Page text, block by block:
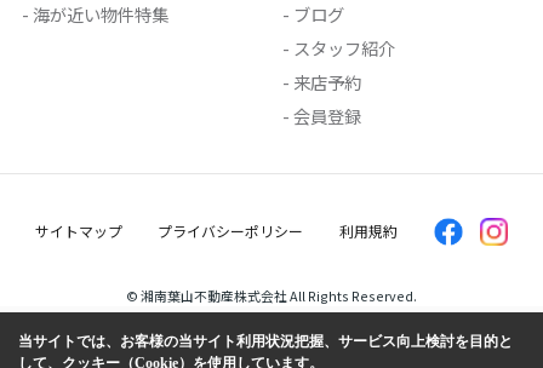
- 海が近い物件特集
- ブログ
- スタッフ紹介
- 来店予約
- 会員登録
サイトマップ プライバシーポリシー 利用規約
© 湘南葉山不動産株式会社 All Rights Reserved.
当サイトでは、お客様の当サイト利用状況把握、サービス向上検討を目的と
して、クッキー（Cookie）を使用しています。